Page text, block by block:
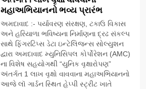
મહાઅભિયાનનો ભવ્ય પ્રારંભ
અમદાવાદ :- પર્યાવરણ સંરક્ષણ, ટકાઉ વિકાસ
અને હરિયાળા ભવિષ્યના નિર્માણના દ્રઢ સંકલ્પ
સાથે ફિંગરટિપ્સ ડેટા ઇન્ટેલિજન્સ સોલ્યુશન
દ્વારા અમદાવાદ મ્યુનિસિપલ કોર્પોરેશન (AMC)
ના વિશેષ સહયોગથી “યુનિક વૃક્ષારોપણ”
અંતર્ગત 1 લાખ વૃક્ષો વાવવાના મહાઅભિયાનનો
આજે લૉ ગાર્ડન સ્થિત હેપ્પી સ્ટ્રીટ ખાતે